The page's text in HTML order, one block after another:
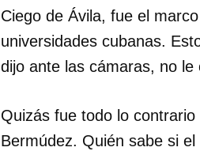
Ciego de Ávila, fue el
universidades cubanas.
dijo ante las cámaras, no le
Quizás fue todo lo
Bermúdez. Quién sabe si